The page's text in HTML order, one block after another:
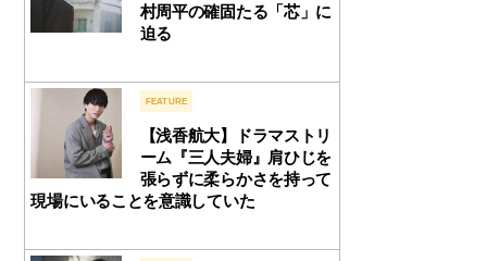
村周平の確固たる「芯」に
迫る
FEATURE
【浅香航大】ドラマストリ
ーム『三人夫婦』肩ひじを
張らずに柔らかさを持って
現場にいることを意識していた